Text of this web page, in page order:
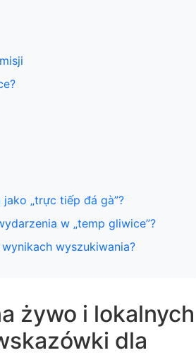
„trực tiếp đá gà”?
w „temp gliwice”?
wyszukiwania?
żywo i lokalnych
dla